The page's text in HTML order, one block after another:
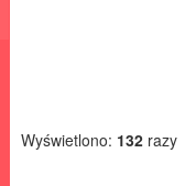
Wyświetlono: 132 razy